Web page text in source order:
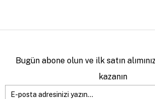
Bugün abone olun ve ilk satın
kazanın